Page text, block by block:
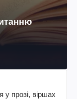
у прозі, віршах